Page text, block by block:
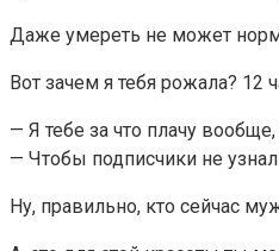
Даже умереть не может
Вот зачем я тебя рожала? 12
— Я тебе за что плачу вообще,
— Чтобы подписчики не
Ну, правильно, кто сейчас